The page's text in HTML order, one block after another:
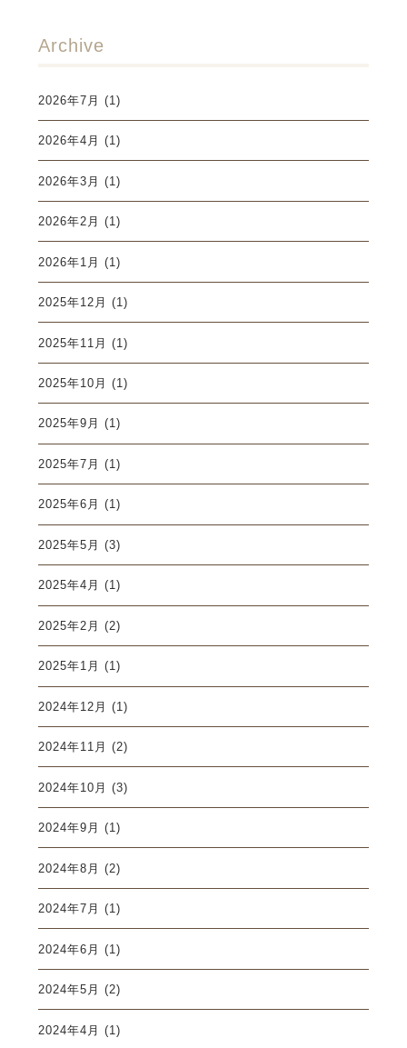
Archive
2026年7月 (1)
2026年4月 (1)
2026年3月 (1)
2026年2月 (1)
2026年1月 (1)
2025年12月 (1)
2025年11月 (1)
2025年10月 (1)
2025年9月 (1)
2025年7月 (1)
2025年6月 (1)
2025年5月 (3)
2025年4月 (1)
2025年2月 (2)
2025年1月 (1)
2024年12月 (1)
2024年11月 (2)
2024年10月 (3)
2024年9月 (1)
2024年8月 (2)
2024年7月 (1)
2024年6月 (1)
2024年5月 (2)
2024年4月 (1)